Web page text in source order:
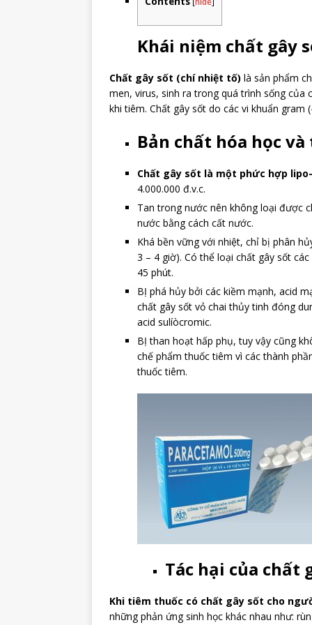
Khái niệm chất gây
Chất gây sốt (chí nhiệt tố) là sản phẩm
men, virus, sinh ra trong quá trình sống của
khi tiêm. Chất gây sốt do các vi khuẩn gram
Bản chất hóa học
Chất gây sốt là một phức hợp
4.000.000 đ.v.c.
Tan trong nước nên không loại được
nước bằng cách cất nước.
Khá bền vững với nhiệt, chỉ bị phân
3 – 4 giờ). Có thể loại chất gây sốt
45 phút.
BỊ phá hủy bởi các kiềm mạnh, acid
chất gây sốt vỏ chai thủy tinh đóng
acid sulíòcromic.
BỊ than hoạt hấp phụ, tuy vậy cũng
chế phẩm thuốc tiêm vì các thành
thuốc
Tác hại của chất
Khi tiêm thuốc có chất gây sốt cho
những phản ứng sinh học khác nhau như: